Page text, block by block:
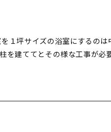
１坪サイズの浴室にするのは
を建ててとその様な工事が必